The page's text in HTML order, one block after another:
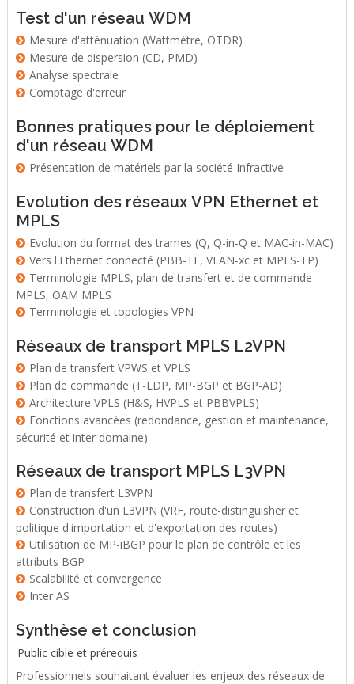
Test d'un réseau WDM
Mesure d'atténuation (Wattmètre, OTDR)
Mesure de dispersion (CD, PMD)
Analyse spectrale
Comptage d'erreur
Bonnes pratiques pour le déploiement
d'un réseau WDM
Présentation de matériels par la société Infractive
Evolution des réseaux VPN Ethernet et
MPLS
Evolution du format des trames (Q, Q-in-Q et MAC-in-MAC)
Vers l'Ethernet connecté (PBB-TE, VLAN-xc et MPLS-TP)
Terminologie MPLS, plan de transfert et de commande
MPLS, OAM MPLS
Terminologie et topologies VPN
Réseaux de transport MPLS L2VPN
Plan de transfert VPWS et VPLS
Plan de commande (T-LDP, MP-BGP et BGP-AD)
Architecture VPLS (H&S, HVPLS et PBBVPLS)
Fonctions avancées (redondance, gestion et maintenance,
sécurité et inter domaine)
Réseaux de transport MPLS L3VPN
Plan de transfert L3VPN
Construction d'un L3VPN (VRF, route-distinguisher et
politique d'importation et d'exportation des routes)
Utilisation de MP-iBGP pour le plan de contrôle et les
attributs BGP
Scalabilité et convergence
Inter AS
Synthèse et conclusion
Public cible et prérequis
Professionnels souhaitant évaluer les enjeux des réseaux de